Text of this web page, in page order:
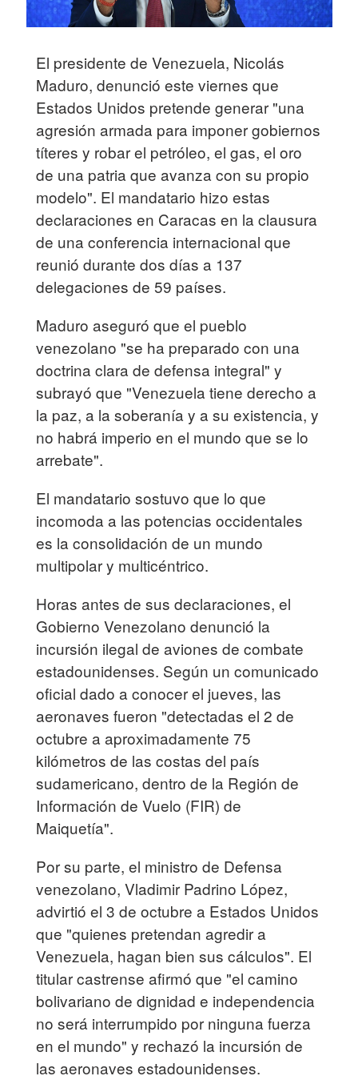
El presidente de Venezuela, Nicolás
Maduro, denunció este viernes que
Estados Unidos pretende generar "una
agresión armada para imponer gobiernos
títeres y robar el petróleo, el gas, el oro
de una patria que avanza con su propio
modelo". El mandatario hizo estas
declaraciones en Caracas en la clausura
de una conferencia internacional que
reunió durante dos días a 137
delegaciones de 59 países.
Maduro aseguró que el pueblo
venezolano "se ha preparado con una
doctrina clara de defensa integral" y
subrayó que "Venezuela tiene derecho a
la paz, a la soberanía y a su existencia, y
no habrá imperio en el mundo que se lo
arrebate".
El mandatario sostuvo que lo que
incomoda a las potencias occidentales
es la consolidación de un mundo
multipolar y multicéntrico.
Horas antes de sus declaraciones, el
Gobierno Venezolano denunció la
incursión ilegal de aviones de combate
estadounidenses. Según un comunicado
oficial dado a conocer el jueves, las
aeronaves fueron "detectadas el 2 de
octubre a aproximadamente 75
kilómetros de las costas del país
sudamericano, dentro de la Región de
Información de Vuelo (FIR) de
Maiquetía".
Por su parte, el ministro de Defensa
venezolano, Vladimir Padrino López,
advirtió el 3 de octubre a Estados Unidos
que "quienes pretendan agredir a
Venezuela, hagan bien sus cálculos". El
titular castrense afirmó que "el camino
bolivariano de dignidad e independencia
no será interrumpido por ninguna fuerza
en el mundo" y rechazó la incursión de
las aeronaves estadounidenses.